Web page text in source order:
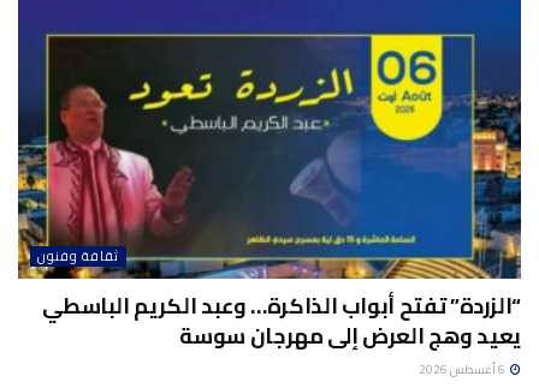
ثقافة وفنون
“الزردة” تفتح أبواب الذاكرة… وعبد الكريم الباسطي
يعيد وهج العرض إلى مهرجان سوسة